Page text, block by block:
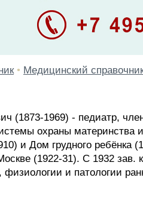
• Медицинский
(1873-1969) - педиатр,
охраны
и Дом грудного
(1922-31). С 1932
и патологии